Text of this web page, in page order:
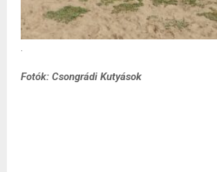
.
Fotók: Csongrádi Kutyások